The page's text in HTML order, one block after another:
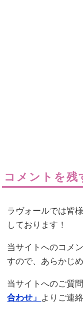
コメントを残
ラヴォールでは皆
しております！
当サイトへのコメ
すので、あらかじ
当サイトへのご質
合わせ」 よりご連